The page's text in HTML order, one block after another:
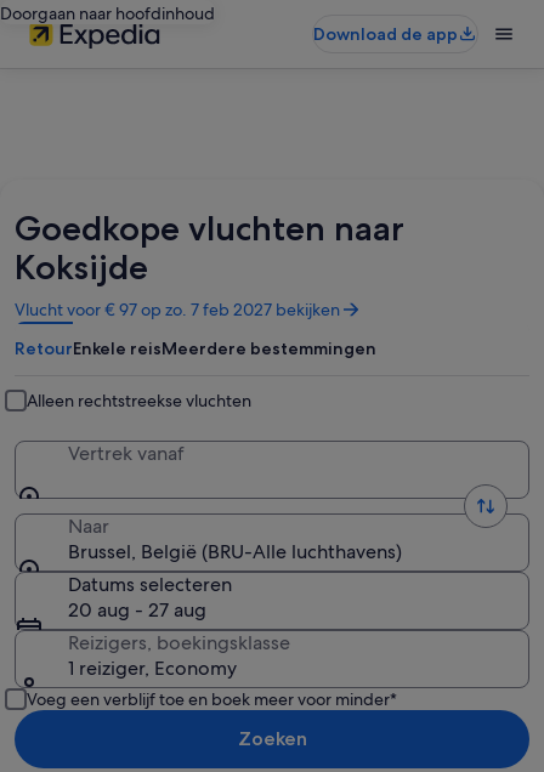
Doorgaan naar hoofdinhoud
Download de app
Goedkope vluchten naar
Koksijde
Vlucht voor € 97 op zo. 7 feb 2027 bekijken
Opent
in
een
venster
RetourEnkele reisMeerdere bestemmingen
Alleen rechtstreekse vluchten
Vertrek vanaf
Naar
Brussel, België (BRU-Alle luchthavens)
Datums selecteren
20 aug - 27 aug
Reizigers, boekingsklasse
1 reiziger, Economy
Voeg een verblijf toe en boek meer voor minder*
Zoeken